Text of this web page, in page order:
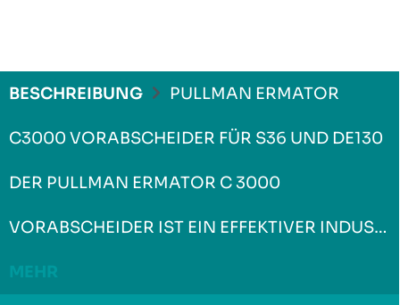
BESCHREIBUNG PULLMAN ERMATOR
C3000 VORABSCHEIDER FÜR S36 UND DE130
DER PULLMAN ERMATOR C 3000
VORABSCHEIDER IST EIN EFFEKTIVER INDUS…